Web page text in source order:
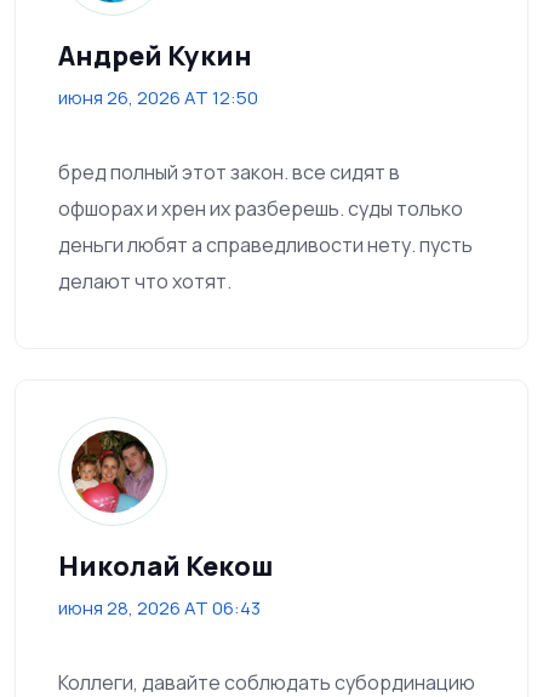
Андрей Кукин
июня 26, 2026 AT 12:50
бред полный этот закон. все сидят в
офшорах и хрен их разберешь. суды только
деньги любят а справедливости нету. пусть
делают что хотят.
Николай Кекош
июня 28, 2026 AT 06:43
Коллеги, давайте соблюдать субординацию